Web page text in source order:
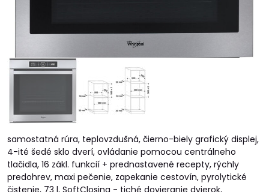
samostatná rúra, teplovzdušná, čierno-biely grafický displej,
4-ité šedé sklo dverí, ovládanie pomocou centrálneho
tlačidla, 16 zákl. funkcií + prednastavené recepty, rýchly
predohrev, maxi pečenie, zapekanie cestovín, pyrolytické
čistenie, 73 l, SoftClosing - tiché dovieranie dvierok,